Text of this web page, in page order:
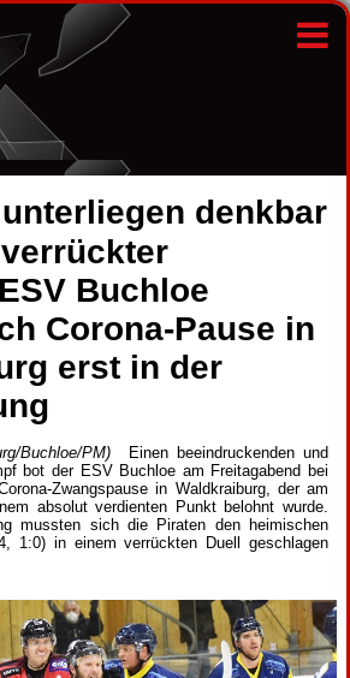
denkbar
Buchloe
Corona-Pause in
erst in der
Buchloe/PM)
Einen beeindruckenden und
bot der ESV Buchloe am Freitagabend bei
Zwangspause in Waldkraiburg, der am
absolut verdienten Punkt belohnt wurde.
mussten sich die Piraten den heimischen
1:0) in einem verrückten Duell geschlagen